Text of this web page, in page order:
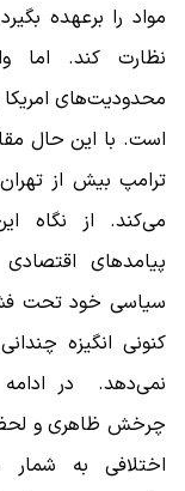
مواد را برعهده
نظارت کند. اما
محدودیت‌های
است. با این حال
ترامپ بیش از
می‌کند. از نگاه
پیامدهای
سیاسی خود تحت
کنونی انگیزه
نمی‌دهد. در
چرخش ظاهری و
اختلافی به